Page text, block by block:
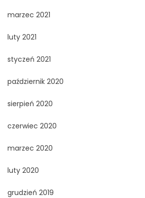
marzec 2021
luty 2021
styczeń 2021
październik 2020
sierpień 2020
czerwiec 2020
marzec 2020
luty 2020
grudzień 2019